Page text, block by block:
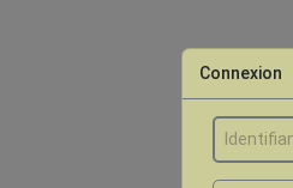
Connexion